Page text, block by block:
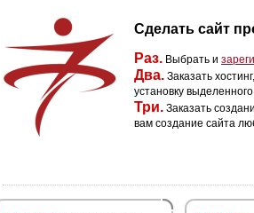
Сделать сайт
Раз. Выбрать и
Два. Заказать
установку
Три. Заказать
вам создание сайта